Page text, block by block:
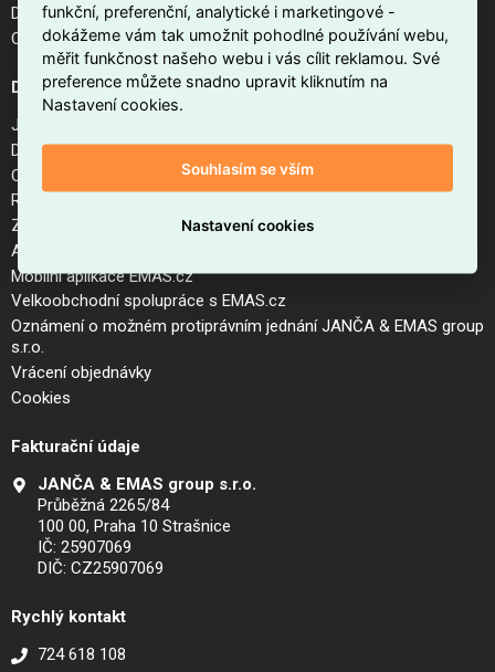
Dodavatelé
Odhlášení z newsletteru
Důležité odkazy
Jak nakupovat na EMAS.cz
Doprava a platba
Obchodní podmínky internetového obchodu EMAS.cz
Reklamační řád a postup pro vrácení zboží
Zásady zpracování osobních údajů (GDPR)
Aktuální ceník
Mobilní aplikace EMAS.cz
Velkoobchodní spolupráce s EMAS.cz
Oznámení o možném protiprávním jednání JANČA & EMAS group
s.r.o.
Vrácení objednávky
Cookies
Fakturační údaje
JANČA & EMAS group s.r.o.
Průběžná 2265/84
100 00, Praha 10 Strašnice
IČ: 25907069
DIČ: CZ25907069
Rychlý kontakt
724 618 108
funkční, preferenční, analytické i marketingové -
dokážeme vám tak umožnit pohodlné používání webu,
měřit funkčnost našeho webu i vás cílit reklamou. Své
preference můžete snadno upravit kliknutím na
Nastavení cookies.
Souhlasím se vším
Nastavení cookies